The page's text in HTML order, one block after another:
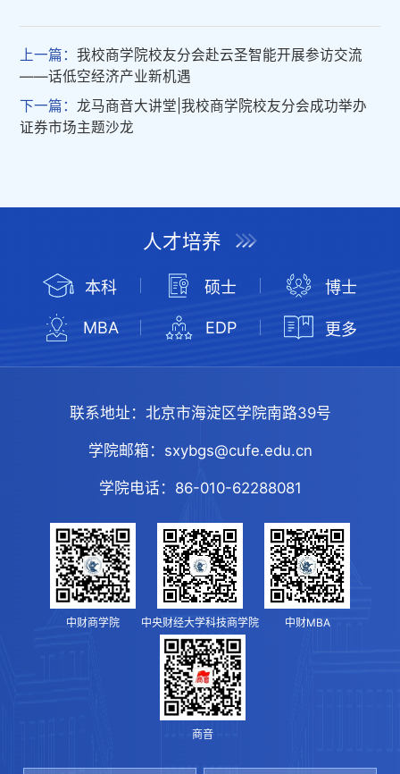
上一篇：我校商学院校友分会赴云圣智能开展参访交流
——话低空经济产业新机遇
下一篇：龙马商音大讲堂|我校商学院校友分会成功举办
证券市场主题沙龙
人才培养
本科 硕士 博士
MBA EDP 更多
联系地址： 北京市海淀区学院南路39号
学院邮箱： sxybgs@cufe.edu.cn
学院电话： 86-010-62288081
中财商学院 中央财经大学科技商学院 中财MBA
商音